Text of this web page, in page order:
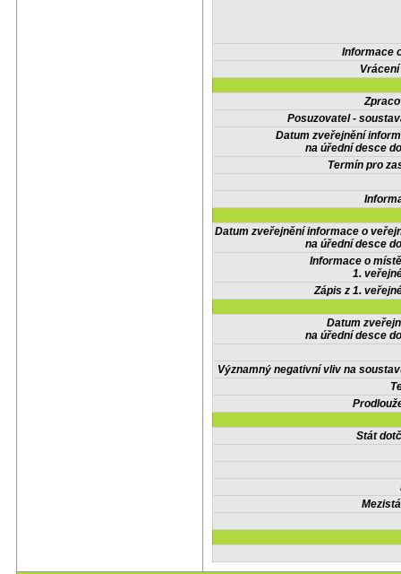
Informace
Posuzovatel -
Datum zveřejnění
na úřední desce
Termín pro
Datum zveřejnění informace o
na úřední desce
Informace o
1.
Zápis z 1.
Datum
na úřední desce
Významný negativní vliv na
Stát